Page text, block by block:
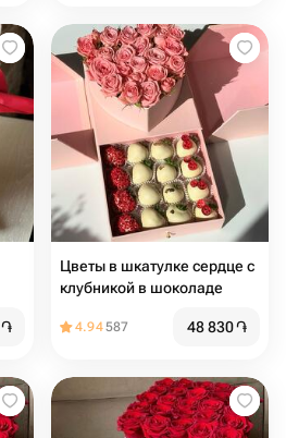
֏
Цветы в шкатулке сердце с
клубникой в шоколаде
4.94587 48 830֏